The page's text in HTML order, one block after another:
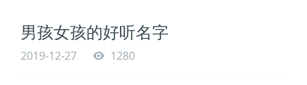
男孩女孩的好听名字
2019-12-27 1280